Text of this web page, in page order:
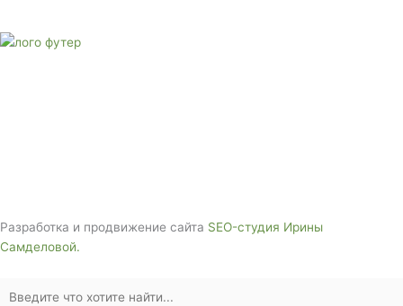
Разработка и продвижение сайта SEO-студия Ирины
Самделовой.